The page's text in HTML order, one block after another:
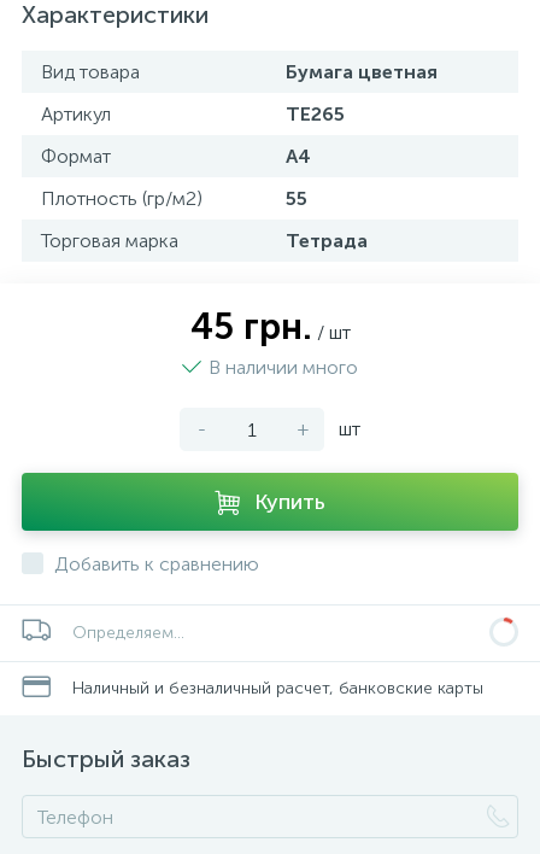
Характеристики
Вид товара
Бумага цветная
Артикул
ТЕ265
Формат
А4
Плотность (гр/м2)
55
Торговая марка
Тетрада
45 грн. / шт
В наличии много
- + шт
Купить
Добавить к сравнению
Определяем...
Наличный и безналичный расчет, банковские карты
Быстрый заказ